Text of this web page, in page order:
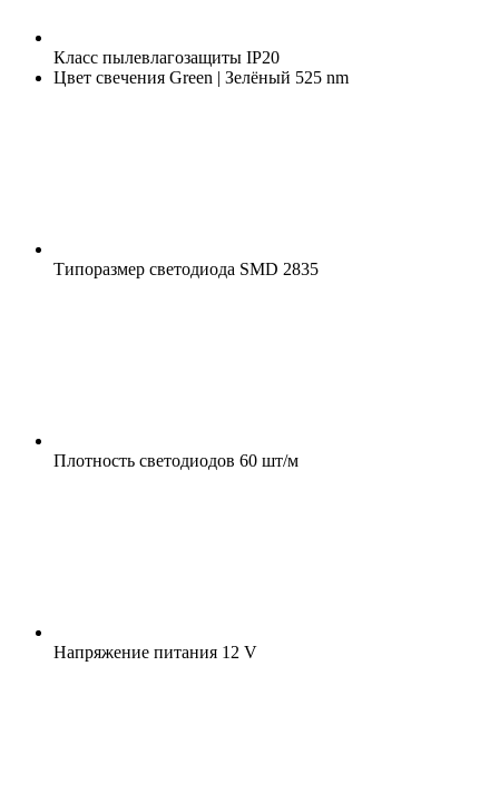
Класс пылевлагозащиты IP20
Цвет свечения Green | Зелёный 525 nm
Типоразмер светодиода SMD 2835
Плотность светодиодов 60 шт/м
Напряжение питания 12 V